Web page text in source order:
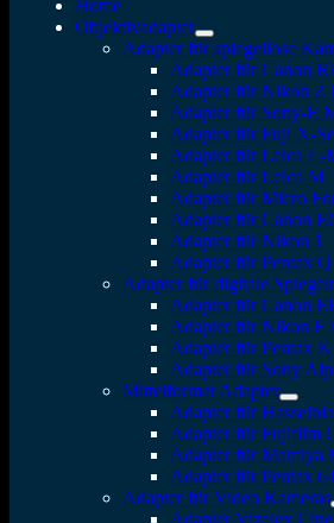
Home
Objektivadapter
Adapter für spiegellose
Adapter für Canon
Adapter für Nikon Z
Adapter für Sony-E
Adapter für Fuji X-
Adapter für Leica L-
Adapter für Leica M
Adapter für Micro
Adapter für Canon
Adapter für Nikon 1
Adapter für Pentax Q
Adapter für digitale
Adapter für Canon
Adapter für Nikon F
Adapter für Pentax K
Adapter für Sony
Mittelformat Adapter
Adapter für
Adapter für Fujifilm
Adapter für Mamiya
Adapter für Pentax
Adapter für Video Kameras
Adapter Vizelex